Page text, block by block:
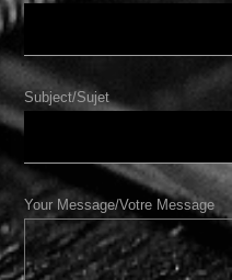
Subject/Sujet
Your Message/Votre Message